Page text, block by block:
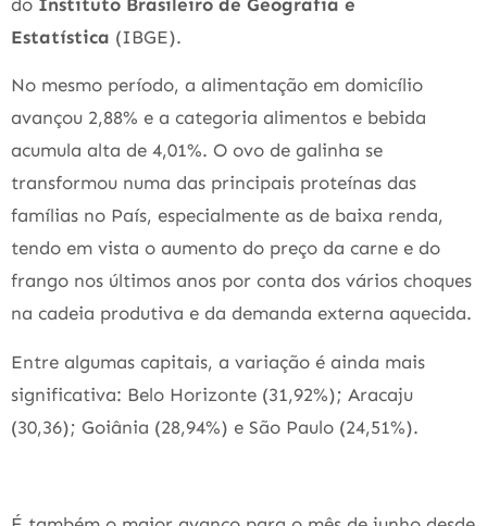
Estatística (IBGE).
No mesmo período, a alimentação em domicílio
avançou 2,88% e a categoria alimentos e bebida
acumula alta de 4,01%. O ovo de galinha se
transformou numa das principais proteínas das
famílias no País, especialmente as de baixa renda,
tendo em vista o aumento do preço da carne e do
frango nos últimos anos por conta dos vários choques
na cadeia produtiva e da demanda externa aquecida.
Entre algumas capitais, a variação é ainda mais
significativa: Belo Horizonte (31,92%); Aracaju
(30,36); Goiânia (28,94%) e São Paulo (24,51%).